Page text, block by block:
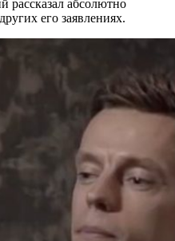
абсолютно
его заявлениях.